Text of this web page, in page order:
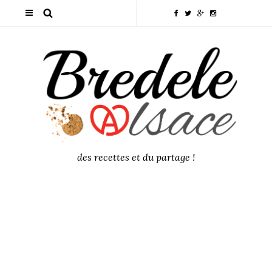
des recettes et du partage !